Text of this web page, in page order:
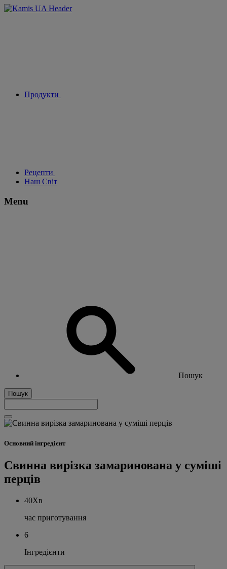
Продукти
Рецепти
Наш Світ
Menu
Пошук
Пошук
Основний інгредієнт
Свинна вирізка замаринована у суміші
перців
40Хв
час приготування
6
Інгредієнти